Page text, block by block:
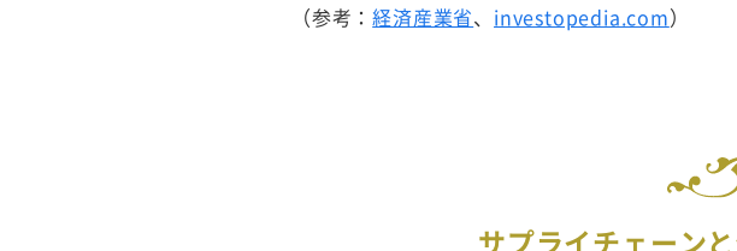
（参考：経済産業省、 investopedia.com）
サプライチェーン